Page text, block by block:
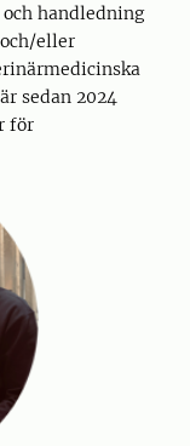
handledning
eller
sedan 2024
för